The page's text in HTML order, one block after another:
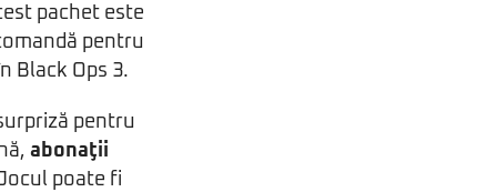
pachet este
pentru
Black Ops 3.
pentru
abonaţii
poate fi